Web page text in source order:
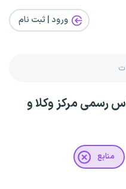
ورود | ثبت‌ نام
رسمی مرکز وکلا و
منابع